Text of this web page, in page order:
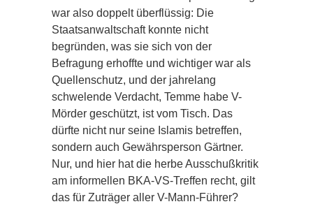
war also doppelt überflüssig: Die
Staatsanwaltschaft konnte nicht
begründen, was sie sich von der
Befragung erhoffte und wichtiger war als
Quellenschutz, und der jahrelang
schwelende Verdacht, Temme habe V-
Mörder geschützt, ist vom Tisch. Das
dürfte nicht nur seine Islamis betreffen,
sondern auch Gewährsperson Gärtner.
Nur, und hier hat die herbe Ausschußkritik
am informellen BKA-VS-Treffen recht, gilt
das für Zuträger aller V-Mann-Führer?